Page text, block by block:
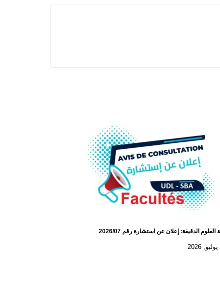
العلوم الدقيقة: إعلان عن استشارة رقم 2026/07